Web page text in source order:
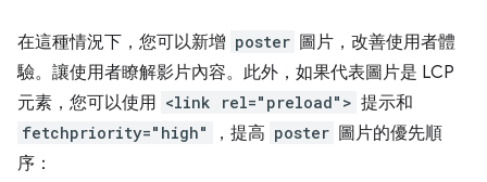
在這種情況下，您可以新增 poster 圖片，改善使用者體
驗。讓使用者瞭解影片內容。此外，如果代表圖片是 LCP
元素，您可以使用 <link rel="preload"> 提示和
fetchpriority="high" ，提高 poster 圖片的優先順
序：